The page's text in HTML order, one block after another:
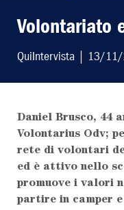
Volontariato
QuiIntervista | 13/
Daniel Brusco, 44
Volontarius Odv;
rete di volontari
ed è attivo nello
promuove i valori
partire in camper